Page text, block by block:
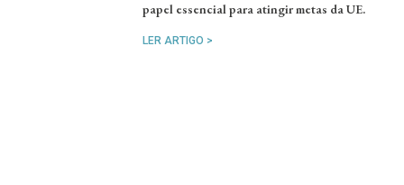
papel essencial para atingir metas da UE.
LER ARTIGO >